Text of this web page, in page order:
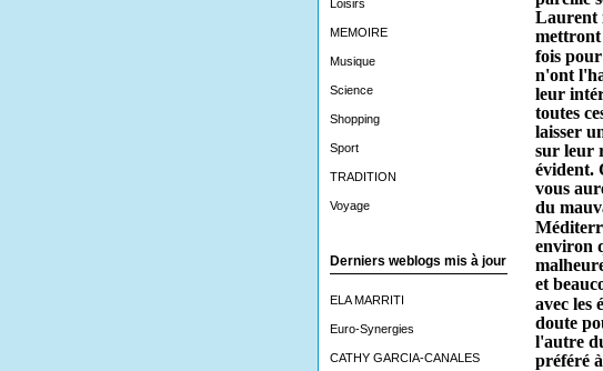
Loisirs
MEMOIRE
Musique
Science
Shopping
Sport
TRADITION
Voyage
Derniers weblogs mis à jour
ELA MARRITI
Euro-Synergies
CATHY GARCIA-CANALES
Laurent
mettront
fois
n'ont
leur
toutes
laisser
sur leur
évident.
vous
du
environ
et
avec les
doute
l'autre
préféré